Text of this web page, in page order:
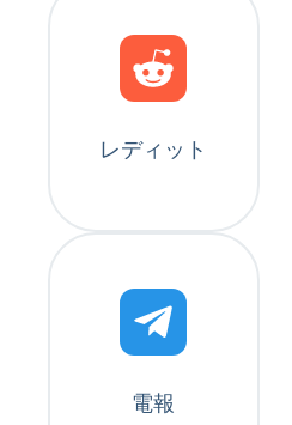
レディット
電報